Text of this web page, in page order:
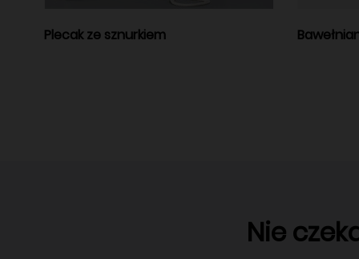
Plecak ze sznurkiem
Nie